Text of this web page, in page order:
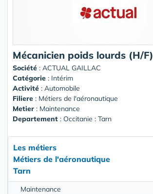
Mécanicien poids lourds (H/F)
Société : ACTUAL GAILLAC
Catégorie : Intérim
Activité : Automobile
Filiere : Métiers de l'aéronautique
Metier : Maintenance
Departement : Occitanie : Tarn
Les métiers
Métiers de l'aéronautique
Tarn
Maintenance